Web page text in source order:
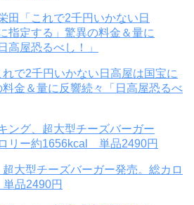
で2千円いかない日高屋は国宝に
金＆量に反響続々「日高屋恐るべ
大型チーズバーガー発売。総カロ
品2490円